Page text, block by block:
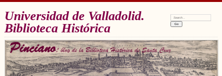
Universidad de Valladolid.
Biblioteca Histórica
Search: